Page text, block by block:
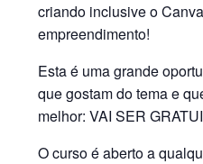
criando inclusive o
empreendimento!
Esta é uma grande
que gostam do tema e
melhor: VAI SER
O curso é aberto a